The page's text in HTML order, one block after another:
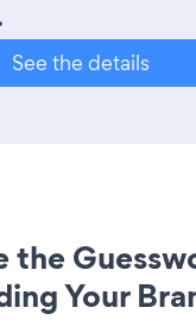
See the details
the
Your